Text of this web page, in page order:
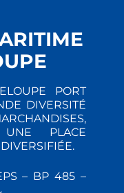
PORT
DIVERSITÉ
PLACE
– BP 485 –